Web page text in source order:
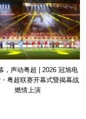
，声动粤超 | 2026 冠旭电
粤超联赛开幕式暨揭幕战
燃情上演